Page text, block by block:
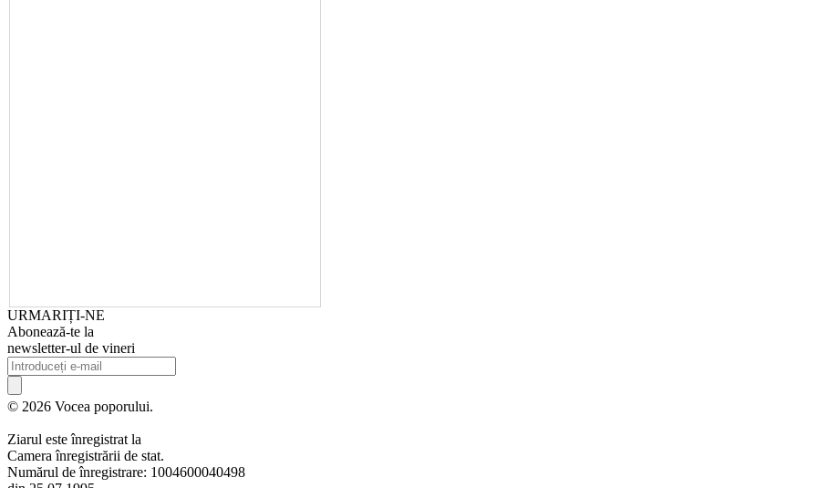
URMARIȚI-NE
Abonează-te la
newsletter-ul de vineri
© 2026 Vocea poporului.
Ziarul este înregistrat la
Camera înregistrării de stat.
Numărul de înregistrare: 1004600040498